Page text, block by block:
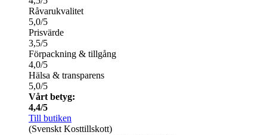
Råvarukvalitet
5,0/5
Prisvärde
3,5/5
Förpackning & tillgång
4,0/5
Hälsa & transparens
5,0/5
Vårt betyg:
4,4/5
Till butiken
(Svenskt Kosttillskott)